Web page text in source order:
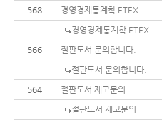
568
경영경제통계학 ETEX
경영경제통계학 ETEX
566
절판도서 문의합니다.
절판도서 문의합니다.
564
절판도서 재고문의
절판도서 재고문의